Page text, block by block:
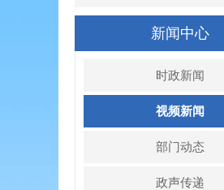
新闻中心
时政新闻
视频新闻
部门动态
政声传递